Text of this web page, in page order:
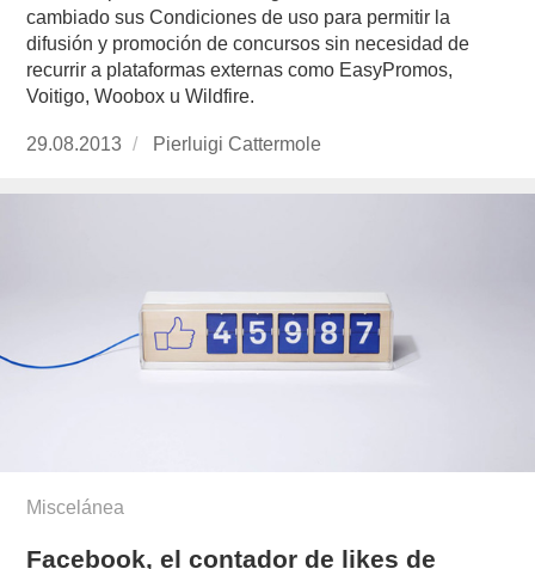
cambiado sus Condiciones de uso para permitir la
difusión y promoción de concursos sin necesidad de
recurrir a plataformas externas como EasyPromos,
Voitigo, Woobox u Wildfire.
Publicado
29.08.2013
https://www.experimenta.es/author/pierluigi-
Pierluigi Cattermole
Miscelánea
Facebook, el contador de likes de